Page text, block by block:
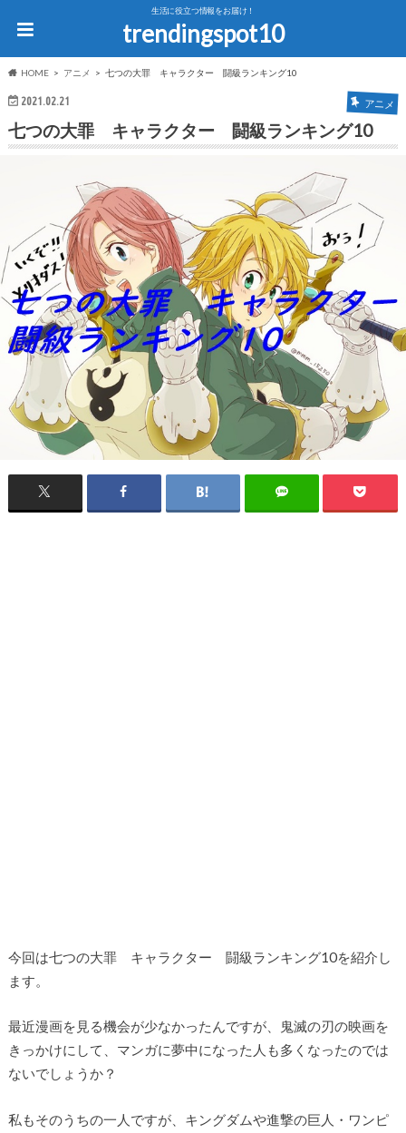
生活に役立つ情報をお届け！
trendingspot10
HOME アニメ 七つの大罪 キャラクター 闘級ランキング10
2021.02.21 アニメ
七つの大罪 キャラクター 闘級ランキング10
今回は七つの大罪 キャラクター 闘級ランキング10を紹介し
ます。
最近漫画を見る機会が少なかったんですが、鬼滅の刃の映画を
きっかけにして、マンガに夢中になった人も多くなったのでは
ないでしょうか？
私もそのうちの一人ですが、キングダムや進撃の巨人・ワンピ